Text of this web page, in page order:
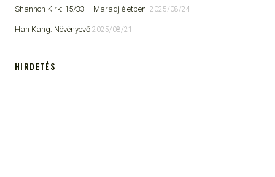
Shannon Kirk: 15/33 ​– Maradj életben! 2025/08/24
Han Kang: Növényevő 2025/08/21
HIRDETÉS